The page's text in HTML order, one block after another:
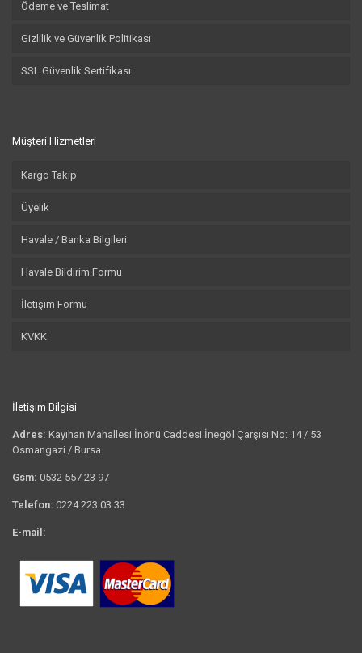
Ödeme ve Teslimat
Gizlilik ve Güvenlik Politikası
SSL Güvenlik Sertifikası
Müşteri Hizmetleri
Kargo Takip
Üyelik
Havale / Banka Bilgileri
Havale Bildirim Formu
İletişim Formu
KVKK
İletişim Bilgisi
Adres: Kayıhan Mahallesi İnönü Caddesi İnegöl Çarşısı No: 14 / 53
Osmangazi / Bursa
Gsm: 0532 557 23 97
Telefon: 0224 223 03 33
E-mail: